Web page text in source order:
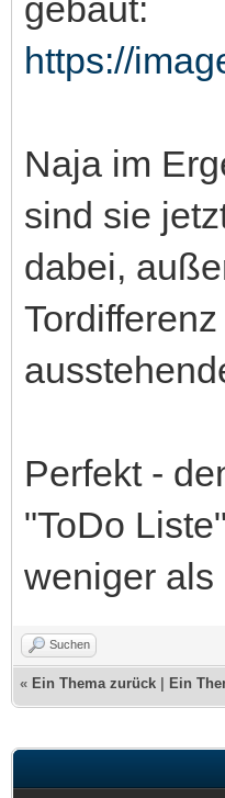
gebaut:
https://
Naja im
sind sie
dabei,
Perfekt -
"ToDo
weniger als
Suchen
« Ein Thema zurück Ein